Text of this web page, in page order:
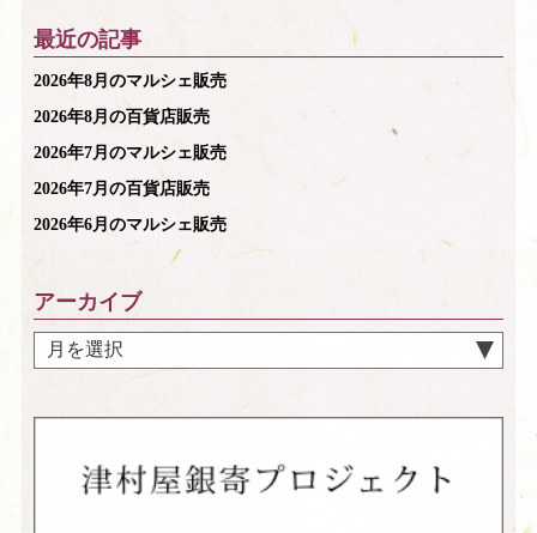
最近の記事
2026年8月のマルシェ販売
2026年8月の百貨店販売
2026年7月のマルシェ販売
2026年7月の百貨店販売
2026年6月のマルシェ販売
アーカイブ